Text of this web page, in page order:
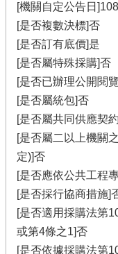
[機關自定公告日
[是否複數決標]否
[是否訂有底價]是
[是否屬特殊採購]否
[是否已辦理公開閱
[是否屬統包]否
[是否屬共同供應契
[是否屬二以上機關
定)]否
[是否應依公共工程
[是否採行協商措施]
[是否適用採購法第
或第4條之1]否
[是否依據採購法第